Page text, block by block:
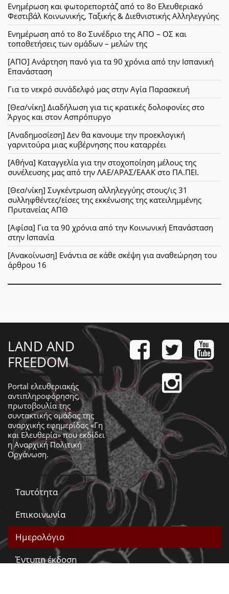
Ενημέρωση και φωτορεπορτάζ από το 8ο Ελευθεριακό
Φεστιβάλ Κοινωνικής, Ταξικής & Διεθνιστικής Αλληλεγγύης
Ενημέρωση από το 8ο Συνέδριο της ΑΠΟ – ΟΣ και
τοποθετήσεις των ομάδων – μελών της
[ΑΠΟ] Ανάρτηση πανό για τα 90 χρόνια από την Ισπανική
Επανάσταση
Για το νεκρό συνάδελφό μας στην Αγία Παρασκευή
[Θεσ/νίκη] Διαδήλωση για τις κρατικές δολοφονίες στο
Άργος και στον Ασπρόπυργο
[Αναδημοσίεση] Δεν θα κανουμε την προεκλογική
γαρνιτούρα μιας κυβέρνησης που καταρρέει
[Αθήνα] Καταγγελία για την στοχοποίηση μέλους της
συνέλευσης μας από την ΛΑΕ/ΑΡΑΣ/ΕΑΑΚ στο ΠΑ.ΠΕΙ.
[Θεσ/νίκη] Συγκέντρωση αλληλεγγύης στους/ις 31
συλληφθέντες/είσες της εκκένωσης της κατειλημμένης
Πρυτανείας ΑΠΘ
[Αφίσα] Για τα 90 χρόνια από την Κοινωνική Επανάσταση
στην Ισπανία
[Ανακοίνωση] Ενάντια σε κάθε σκέψη για αναθεώρηση του
άρθρου 16
LAND AND
FREEDOM
Portal ελευθεριακής
αντιπληροφόρησης,
πρωτοβουλία της
συντακτικής ομάδας της
αναρχικής εφημερίδας «Γη
και Ελευθερία» που εκδίδει
ηΑναρχική Πολιτική
Οργάνωση.
Ταυτότητα
Επικοινωνία
Ημερολόγιο
Έντυπη έκδοση